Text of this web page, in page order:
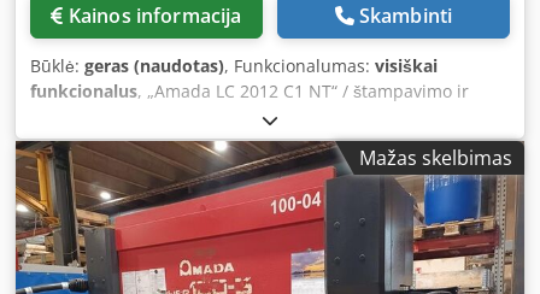
Kainos informacija Skambinti
Būklė: geras (naudotas), Funkcionalumas: visiškai
funkcionalus, „Amada LC 2012 C1 NT“ / štampavimo ir
lazerio apdirbimo staklės, pagaminimo metai – 2012,
valdiklis – „AMNG“ – „Fanuc“ serija, štampavimo jėga – 200
kN, štampavimo plotas – 2 500 x 1 270 mm, lazerio galia – 2
500 W, Chedozp D H Depfx Ad Nea lazerinio pjovimo plotas
– 2 000 x 1 270 mm, Z ašies eiga – 100 mm, maks. stalo
apkrova – 150 kg, revolverinės galvutės – 46 stotys.
Mažas skelbimas